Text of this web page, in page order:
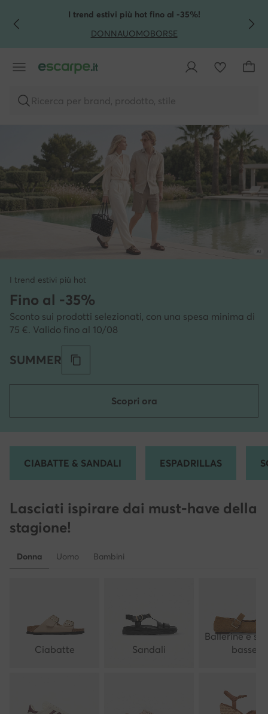
VAI AL CONTENUTO PRINCIPALE
VAI ALLA RICERCAI trend estivi più hot fino al -35%!
DONNAUOMOBORSE
Ricerca per brand, prodotto, stile
I trend estivi più hot
Fino al -35%
Sconto sui prodotti selezionati, con una spesa minima di
75 €. Valido fino al 10/08
SUMMER
Scopri ora
CIABATTE & SANDALI ESPADRILLAS
Lasciati ispirare dai must-have della
stagione!
Donna Uomo Bambini
Ciabatte Sandali
Ballerine e
basse